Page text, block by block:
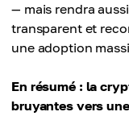
— mais rendra
transparent et
une adoption
En résumé : la
bruyantes vers